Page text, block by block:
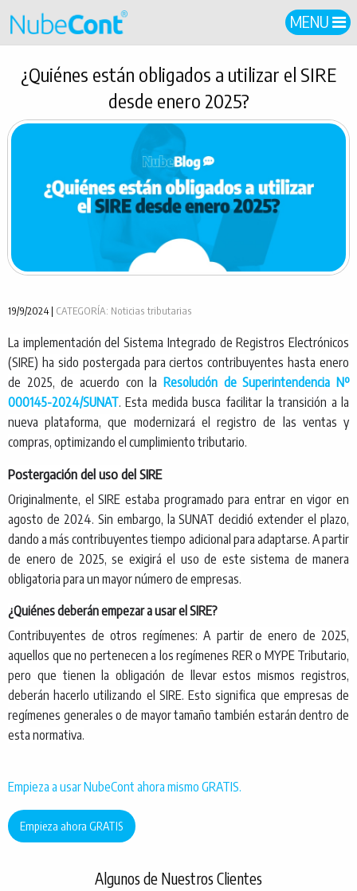
MENU
¿Quiénes están obligados a utilizar el SIRE
desde enero 2025?
19/9/2024 | CATEGORÍA: Noticias tributarias
La implementación del Sistema Integrado de Registros Electrónicos
(SIRE) ha sido postergada para ciertos contribuyentes hasta enero
de 2025, de acuerdo con la Resolución de Superintendencia Nº
000145-2024/SUNAT. Esta medida busca facilitar la transición a la
nueva plataforma, que modernizará el registro de las ventas y
compras, optimizando el cumplimiento tributario.
Postergación del uso del SIRE
Originalmente, el SIRE estaba programado para entrar en vigor en
agosto de 2024. Sin embargo, la SUNAT decidió extender el plazo,
dando a más contribuyentes tiempo adicional para adaptarse. A partir
de enero de 2025, se exigirá el uso de este sistema de manera
obligatoria para un mayor número de empresas.
¿Quiénes deberán empezar a usar el SIRE?
Contribuyentes de otros regímenes: A partir de enero de 2025,
aquellos que no pertenecen a los regímenes RER o MYPE Tributario,
pero que tienen la obligación de llevar estos mismos registros,
deberán hacerlo utilizando el SIRE. Esto significa que empresas de
regímenes generales o de mayor tamaño también estarán dentro de
esta normativa.
Empieza a usar NubeCont ahora mismo GRATIS.
Empieza ahora GRATIS
Algunos de Nuestros Clientes